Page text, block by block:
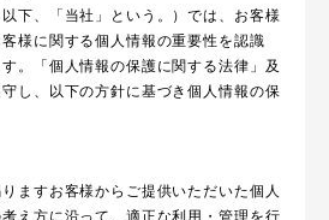
下、「当社」という。）では、お客様
様に関する個人情報の重要性を認識
。「個人情報の保護に関する法律」及
し、以下の方針に基づき個人情報の保
ますお客様からご提供いただいた個人
え方に沿って、適正な利用・管理を行